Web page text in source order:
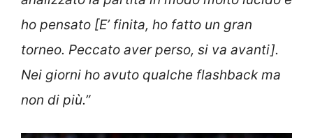
ho pensato [E’ finita, ho fatto un gran
torneo. Peccato aver perso, si va avanti].
Nei giorni ho avuto qualche flashback ma
non di più.”